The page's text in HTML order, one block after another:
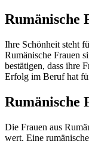
Rumänische
Ihre Schönheit steht
Rumänische Frauen
bestätigen, dass ihre
Erfolg im Beruf hat
Rumänische
Die Frauen aus
wert. Eine